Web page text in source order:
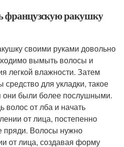
французскую ракушку
своими руками довольно
вымыть волосы и
легкой влажности. Затем
для укладки, такое
они были более послушными.
волос от лба и начать
от лица, постепенно
пряди. Волосы нужно
от лица, создавая форму